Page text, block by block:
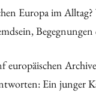
Europa im Alltag?
Begegnungen
europäischen
Ein junger